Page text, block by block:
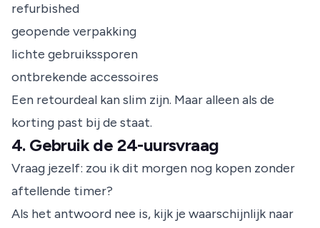
refurbished
geopende verpakking
lichte gebruikssporen
ontbrekende accessoires
Een retourdeal kan slim zijn. Maar alleen als de
korting past bij de staat.
4. Gebruik de 24-uursvraag
Vraag jezelf: zou ik dit morgen nog kopen zonder
aftellende timer?
Als het antwoord nee is, kijk je waarschijnlijk naar